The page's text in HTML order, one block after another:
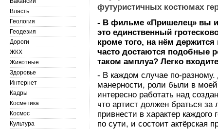
футуристичных костюмах
- В фильме «Пришелец» вы
это единственный
кроме того, на нём
часто достаются подобные
таком амплуа? Легко
- В каждом случае по-
манерности, роли были в
интересно работать над
что артист должен браться
привнести в характер
по сути, и состоит актёрская
Власть
Геология
Геодезия
Дороги
ЖКХ
Животные
Здоровье
Интернет
Кадры
Косметика
Космос
Культура